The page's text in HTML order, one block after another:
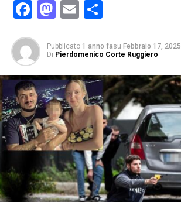
Facebook
Mastodon
EmailCondividi
Pubblicato 1 anno fasu Febbraio 17, 2025
Di Pierdomenico Corte Ruggiero